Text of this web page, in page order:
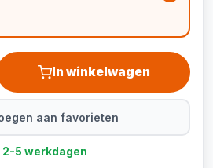
In winkelwagen
aan favorieten
5 werkdagen